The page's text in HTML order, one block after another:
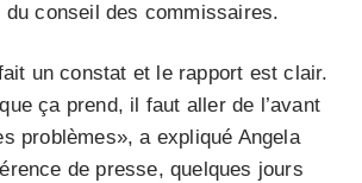
du conseil des commissaires.
un constat et le rapport est clair.
ça prend, il faut aller de l’avant
problèmes», a expliqué Angela
de presse, quelques jours